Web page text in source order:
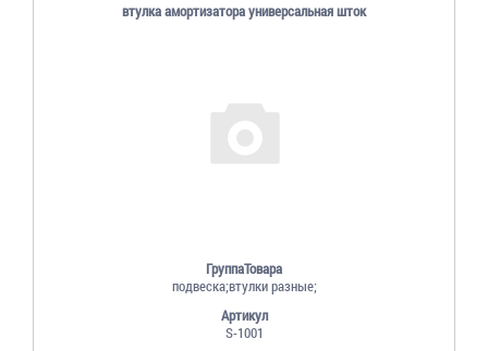
втулка амортизатора универсальная шток
ГруппаТовара
подвеска;втулки разные;
Артикул
S-1001